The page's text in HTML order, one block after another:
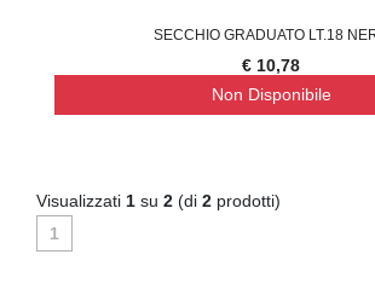
SECCHIO GRADUATO LT.18
€ 10,78
Non Disponibile
Visualizzati 1 su 2 (di 2 prodotti)
1